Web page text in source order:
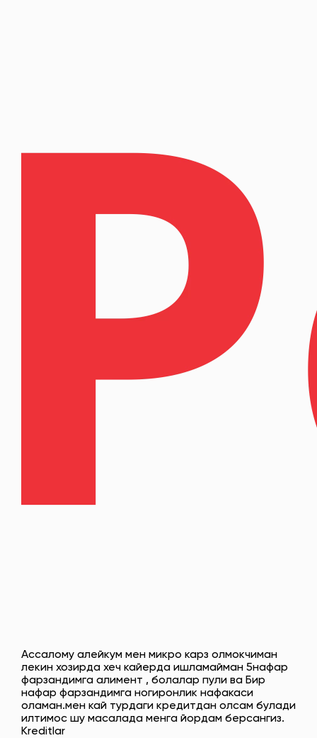
Ассалому алейкум мен микро карз олмокчиман
лекин хозирда хеч кайерда ишламайман 5нафар
фарзандимга алимент , болалар пули ва Бир
нафар фарзандимга ногиронлик нафакаси
оламан.мен кай турдаги кредитдан олсам булади
илтимос шу масалада менга йордам берсангиз.
Kreditlar